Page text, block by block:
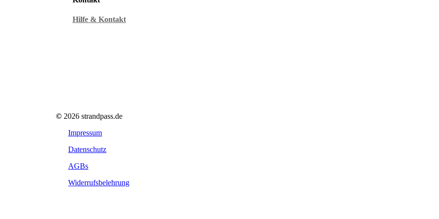
Hilfe & Kontakt
© 2026 strandpass.de
Impressum
Datenschutz
AGBs
Widerrufsbelehrung